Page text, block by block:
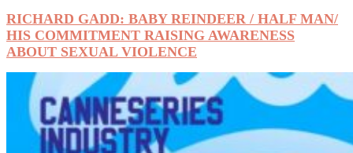
RICHARD GADD: BABY REINDEER / HALF MAN/
HIS COMMITMENT RAISING AWARENESS
ABOUT SEXUAL VIOLENCE